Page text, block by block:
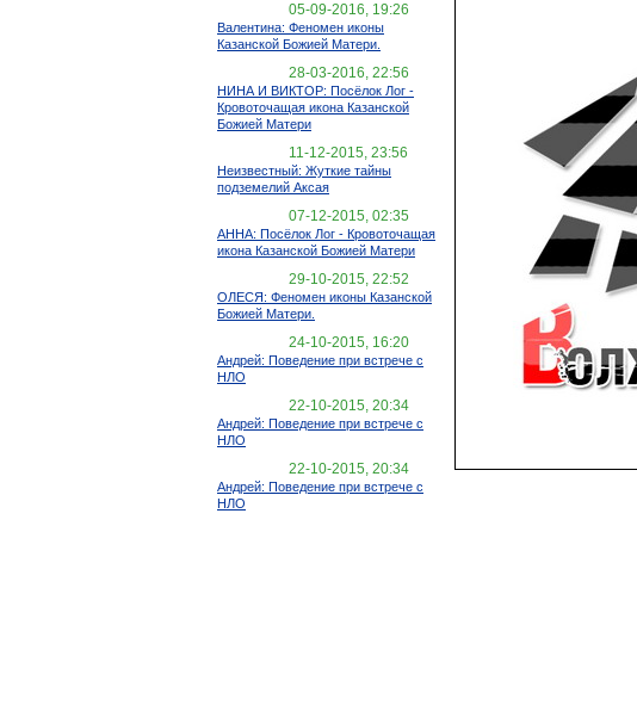
05-09-2016, 19:26
Валентина: Феномен иконы
Казанской Божией Матери.
28-03-2016, 22:56
НИНА И ВИКТОР: Посёлок Лог -
Кровоточащая икона Казанской
Божией Матери
11-12-2015, 23:56
Неизвестный: Жуткие тайны
подземелий Аксая
07-12-2015, 02:35
АННА: Посёлок Лог - Кровоточащая
икона Казанской Божией Матери
29-10-2015, 22:52
ОЛЕСЯ: Феномен иконы Казанской
Божией Матери.
24-10-2015, 16:20
Андрей: Поведение при встрече с
НЛО
22-10-2015, 20:34
Андрей: Поведение при встрече с
НЛО
22-10-2015, 20:34
Андрей: Поведение при встрече с
НЛО